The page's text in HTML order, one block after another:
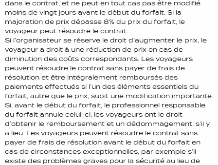
dans le contrat, et ne peut en tout cas pas être modifié
moins de vingt jours avant le début du forfait. Si la
majoration de prix dépasse 8% du prix du forfait, le
voyageur peut résoudre le contrat.
Si l’organisateur se réserve le droit d’augmenter le prix, le
voyageur a droit à une réduction de prix en cas de
diminution des coûts correspondants. Les voyageurs
peuvent résoudre le contrat sans payer de frais de
résolution et être intégralement remboursés des
paiements effectués si l’un des éléments essentiels du
forfait, autre que le prix, subit une modification importante.
Si, avant le début du forfait, le professionnel responsable
du forfait annule celui-ci, les voyageurs ont le droit
d’obtenir le remboursement et un dédommagement, s’il y
a lieu. Les voyageurs peuvent résoudre le contrat sans
payer de frais de résolution avant le début du forfait en
cas de circonstances exceptionnelles, par exemple s’il
existe des problèmes graves pour la sécurité au lieu de